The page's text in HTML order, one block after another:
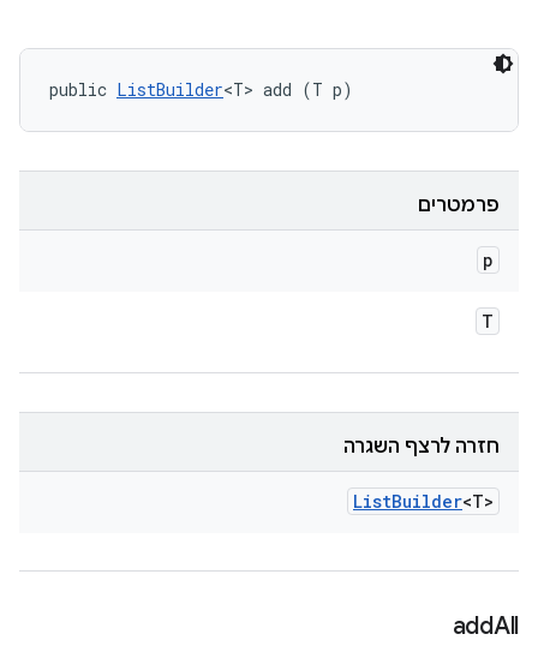
public ListBuilder<T> add (T p)
פרמטרים
p
T
חזרה לרצף השגרה
ListBuilder<T>
addAll